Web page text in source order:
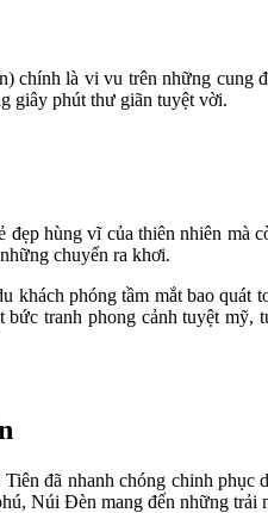
là vi vu trên những cung
giây phút thư giãn tuyệt vời.
hùng vĩ của thiên nhiên mà
chuyến ra khơi.
phóng tầm mắt bao
tranh phong cảnh tuyệt
đã nhanh chóng chinh
Núi Đèn mang đến những trải